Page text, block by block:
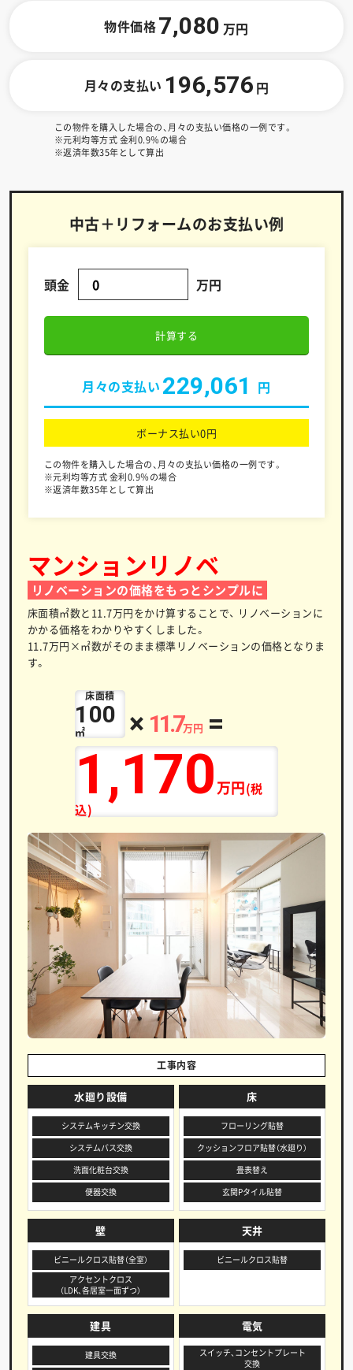
物件価格7,080 万円
月々の支払い 196,576 円
この物件を購入した場合の、月々の支払い価格の一例です。
※元利均等方式 金利0.9％の場合
※返済年数35年として算出
中古＋リフォームのお支払い例
マンションリノベ
リノベーションの価格をもっとシンプルに
床面積㎡数と11.7万円をかけ算することで、 リノベーションに
かかる価格をわかりやすくしました。
11.7万円×㎡数がそのまま標準リノベーションの価格となりま
す。
床面積
100
㎡ × 11.7万円 =
1,170万円(税
込)
工事内容
水廻り設備
システムキッチン交換
システムバス交換
洗面化粧台交換
便器交換
床
フローリング貼替
クッションフロア貼替（水廻り）
畳表替え
玄関Pタイル貼替
壁
ビニールクロス貼替（全室）
アクセントクロス
（LDK、各居室一面ずつ）
天井
ビニールクロス貼替
建具
建具交換
電気
スイッチ、コンセントプレート
交換
頭金 万円
計算する
月々の支払い 229,061 円
ボーナス払い0円
この物件を購入した場合の、月々の支払い価格の一例です。
※元利均等方式 金利0.9％の場合
※返済年数35年として算出